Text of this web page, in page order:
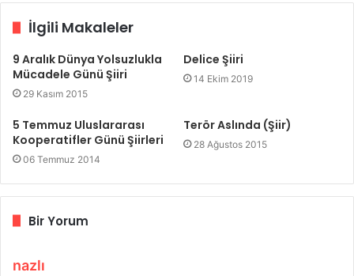
İlgili Makaleler
9 Aralık Dünya Yolsuzlukla
Mücadele Günü Şiiri
29 Kasım 2015
Delice Şiiri
14 Ekim 2019
5 Temmuz Uluslararası
Kooperatifler Günü Şiirleri
06 Temmuz 2014
Terör Aslında (Şiir)
28 Ağustos 2015
Bir Yorum
nazlı